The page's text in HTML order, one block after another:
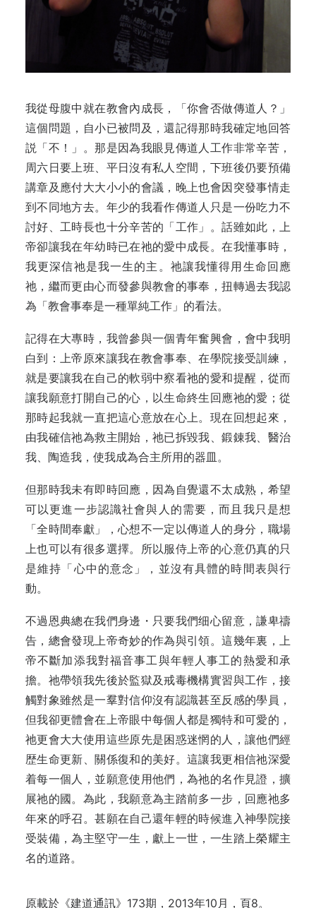
我從母腹中就在教會內成長，「你會否做傳道人？」
這個問題，自小已被問及，還記得那時我確定地回答
説「不！」。那是因為我眼見傳道人工作非常辛苦，
周六日要上班、平日沒有私人空間，下班後仍要預備
講章及應付大大小小的會議，晚上也會因突發事情走
到不同地方去。年少的我看作傳道人只是一份吃力不
討好、工時長也十分辛苦的「工作」。話雖如此，上
帝卻讓我在年幼時已在祂的愛中成長。在我懂事時，
我更深信祂是我一生的主。祂讓我懂得用生命回應
祂，繼而更由心而發參與教會的事奉，扭轉過去我認
為「教會事奉是一種單純工作」的看法。
記得在大專時，我曾參與一個青年奮興會，會中我明
白到：上帝原來讓我在教會事奉、在學院接受訓練，
就是要讓我在自己的軟弱中察看祂的愛和提醒，從而
讓我願意打開自己的心，以生命終生回應祂的愛；從
那時起我就一直把這心意放在心上。現在回想起來，
由我確信祂為救主開始，祂已拆毀我、鍛錬我、醫治
我、陶造我，使我成為合主所用的器皿。
但那時我未有即時回應，因為自覺還不太成熟，希望
可以更進一步認識社會與人的需要，而且我只是想
「全時間奉獻」，心想不一定以傳道人的身分，職場
上也可以有很多選擇。所以服侍上帝的心意仍真的只
是維持「心中的意念」，並沒有具體的時間表與行
動。
不過恩典總在我們身邊・只要我們细心留意，謙卑禱
告，總會發現上帝奇妙的作為與引領。這幾年裏，上
帝不斷加添我對福音事工與年輕人事工的熱愛和承
擔。祂帶領我先後於監獄及戒毒機構實習與工作，接
觸對象雖然是一羣對信仰沒有認識甚至反感的學員，
但我卻更體會在上帝眼中每個人都是獨特和可愛的，
祂更會大大使用這些原先是困惑迷惘的人，讓他們經
歴生命更新、關係復和的美好。這讓我更相信祂深愛
着每一個人，並願意使用他們，為祂的名作見證，擴
展祂的國。為此，我願意為主踏前多一步，回應祂多
年來的呼召。甚願在自己還年輕的時候進入神學院接
受裝備，為主堅守一生，獻上一世，一生踏上榮耀主
名的道路。
原載於《建道通訊》173期，2013年10月，頁8。